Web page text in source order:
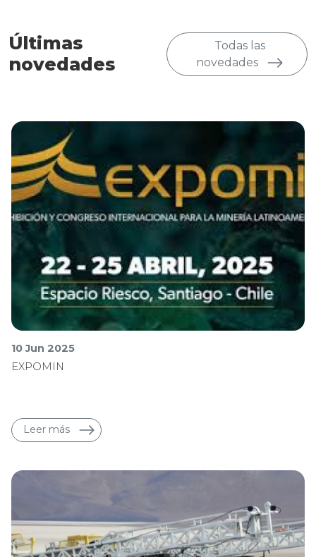
Últimas
novedades
Todas las
novedades
10 Jun 2025
EXPOMIN
Leer más